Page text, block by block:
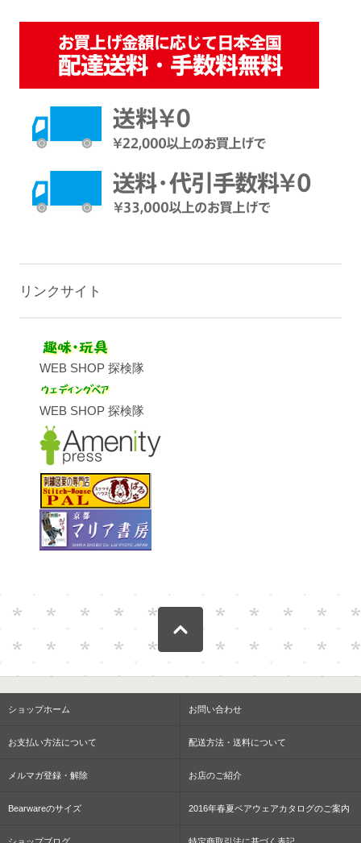
リンクサイト
WEB SHOP 探検隊
WEB SHOP 探検隊
ショップホーム お問い合わせ
お支払い方法について 配送方法・送料について
メルマガ登録・解除 お店のご紹介
Bearwareのサイズ 2016年春夏ベアウェアカタログのご案内